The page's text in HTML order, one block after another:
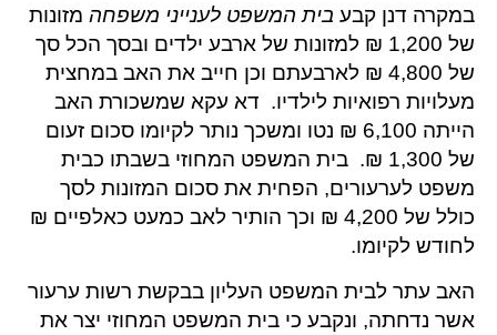
במקרה דנן קבע בית המשפט לענייני משפחה מזונות
של 1,200 ₪ למזונות של ארבע ילדים ובסך הכל סך
של 4,800 ₪ לארבעתם וכן חייב את האב במחצית
מעלויות רפואיות לילדיו. דא עקא שמשכורת האב
הייתה 6,100 ₪ נטו ומשכך נותר לקיומו סכום זעום
של 1,300 ₪. בית המשפט המחוזי בשבתו כבית
משפט לערעורים, הפחית את סכום המזונות לסך
כולל של 4,200 ₪ וכך הותיר לאב כמעט כאלפיים ₪
לחודש לקיומו.
האב עתר לבית המשפט העליון בבקשת רשות ערעור
אשר נדחתה, ונקבע כי בית המשפט המחוזי יצר את